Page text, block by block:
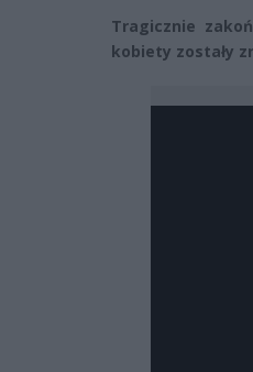
Tragicznie
kobiety zostały